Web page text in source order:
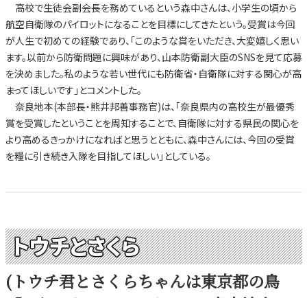
高校で生徒会副会長を務めているという森中さんは、小学生の頃から
航空自衛隊のパイロットになることを目標にしてきたという。受賞は今回
が人生で初めての経験であり、「このような賞をいただき、大変嬉しく思い
ます。以前から防衛問題に興味があり、山本防衛副大臣のSNSを見て応募
を決めました。私のような若い世代にも防衛省・自衛隊に対する関心が高
まってほしいです」とコメントした。
奈良地本(本部長・熊井邦善事務官)は、「奈良県内の高校生が最優秀
賞を受賞したということを周知することで、自衛隊に対する県民の関心を
より高めるきっかけになればと思うとともに、森中さんには、今回の受賞
を糧に引き続き入隊を目指してほしい」としている。
トウチとさくら
(トウチ君とさくらちゃんは東京都の鳥